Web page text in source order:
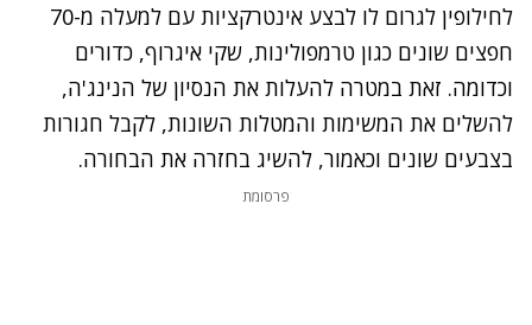
לחילופין לגרום לו לבצע אינטרקציות עם למעלה מ-70
חפצים שונים כגון טרמפולינות, שקי איגרוף, כדורים
וכדומה. זאת במטרה להעלות את הנסיון של הנינג'ה,
להשלים את המשימות והמטלות השונות, לקבל חגורות
בצבעים שונים וכאמור, להשיג בחזרה את הבחורה.
פרסומת